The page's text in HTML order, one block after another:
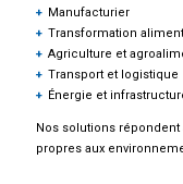
Manufacturier
Transformation
Agriculture et
Transport et logistique
Énergie et
Nos solutions répondent
propres aux